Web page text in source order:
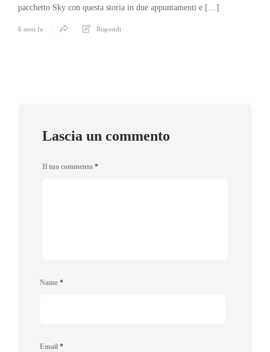
pacchetto Sky con questa storia in due appuntamenti e […]
6 anni fa Rispondi
Lascia un commento
Il tuo commento *
Name *
Email *